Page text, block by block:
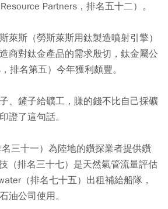
Partners，排名五十二）。
萊斯（勞斯萊斯用鈦製造噴射引擎）
商對鈦金產品的需求殷切，鈦金屬公
排名第五）今年獲利頗豐。
、鏟子給礦工，賺的錢不比自己採礦
證了這句話。
三十一）為陸地的鑽探業者提供鑽
（排名三十七）是天然氣管流量評估
（排名七十五）出租補給船隊，
油公司使用。